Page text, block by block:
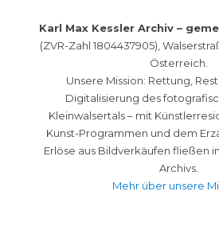
Karl Max Kessler Archiv –
(ZVR-Zahl 1804437905),
Österreich.
Unsere Mission: Rettung,
Digitalisierung des
Kleinwalsertals – mit
Kunst-Programmen und dem
Erlöse aus Bildverkäufen fließen
Archivs.
Mehr über unsere